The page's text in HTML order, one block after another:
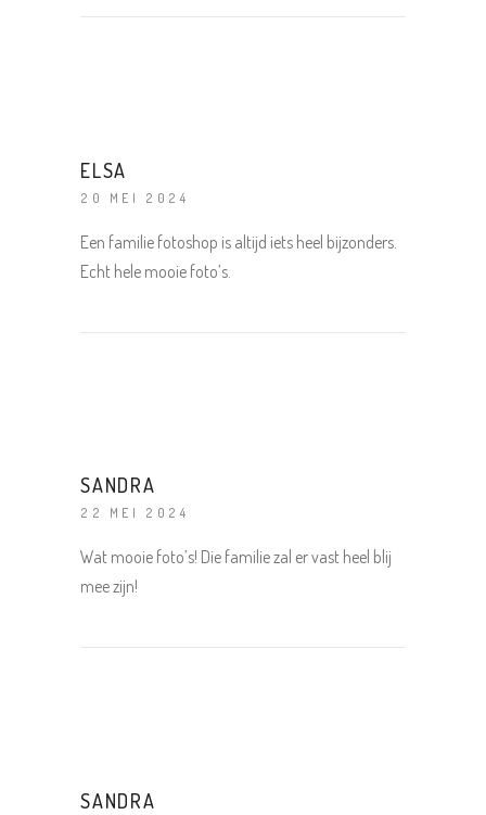
ELSA
20 MEI 2024
Een familie fotoshop is altijd iets heel bijzonders.
Echt hele mooie foto’s.
SANDRA
22 MEI 2024
Wat mooie foto’s! Die familie zal er vast heel blij
mee zijn!
SANDRA